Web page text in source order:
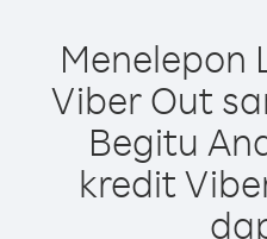
Menelepon
Viber Out
Begitu
kredit